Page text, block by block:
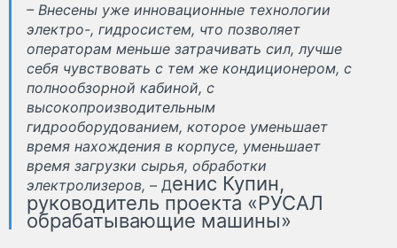
– Внесены уже инновационные технологии
электро-, гидросистем, что позволяет
операторам меньше затрачивать сил, лучше
себя чувствовать с тем же кондиционером, с
полнообзорной кабиной, с
высокопроизводительным
гидрооборудованием, которое уменьшает
время нахождения в корпусе, уменьшает
время загрузки сырья, обработки
электролизеров, – Денис Купин,
руководитель проекта «РУСАЛ
обрабатывающие машины»